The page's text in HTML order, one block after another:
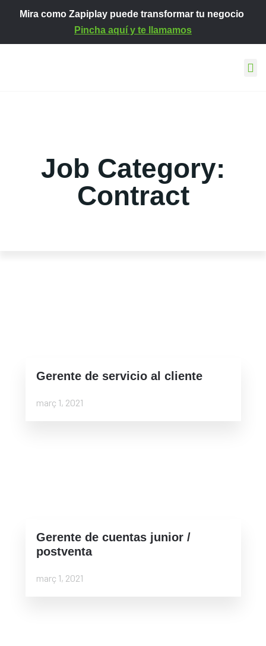
Mira como Zapiplay puede transformar tu negocio
Pincha aquí y te llamamos
Job Category:
Contract
Gerente de servicio al cliente
març 1, 2021
Gerente de cuentas junior /
postventa
març 1, 2021